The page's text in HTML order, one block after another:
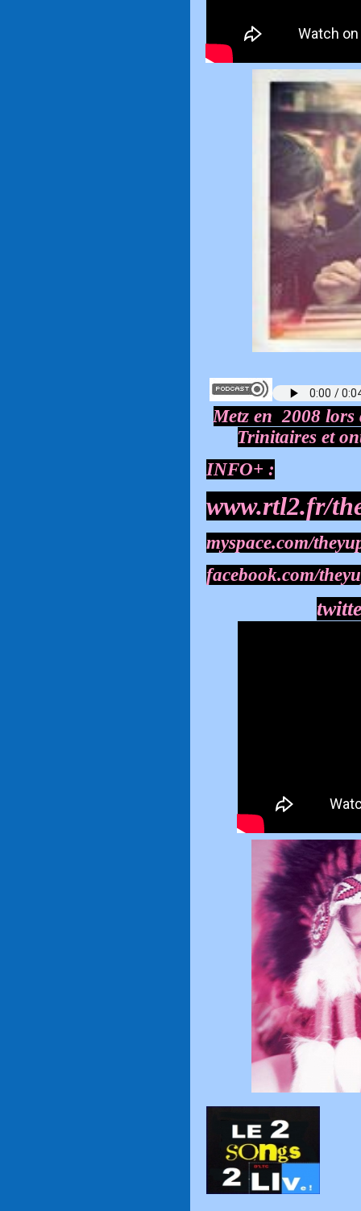
Metz en 2008 lors
Trinitaires et
INFO+ :
www.rtl2.fr/
myspace.com/
facebook.com/